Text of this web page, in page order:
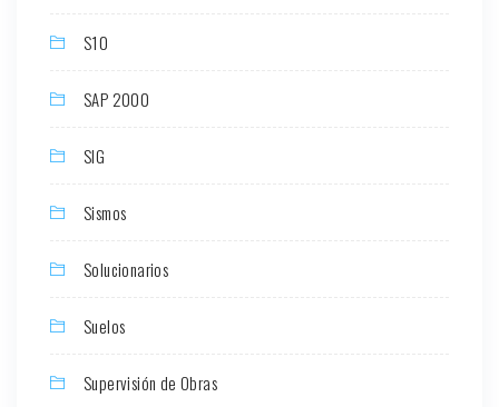
S10
SAP 2000
SIG
Sismos
Solucionarios
Suelos
Supervisión de Obras